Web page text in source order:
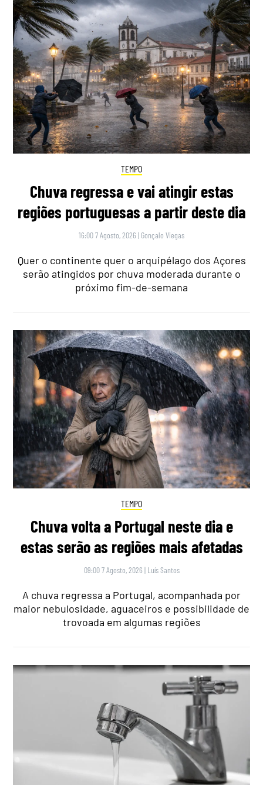
TEMPO
Chuva regressa e vai atingir estas
regiões portuguesas a partir deste dia
16:00 7 Agosto, 2026 | Gonçalo Viegas
Quer o continente quer o arquipélago dos Açores
serão atingidos por chuva moderada durante o
próximo fim-de-semana
TEMPO
Chuva volta a Portugal neste dia e
estas serão as regiões mais afetadas
09:00 7 Agosto, 2026 | Luís Santos
A chuva regressa a Portugal, acompanhada por
maior nebulosidade, aguaceiros e possibilidade de
trovoada em algumas regiões